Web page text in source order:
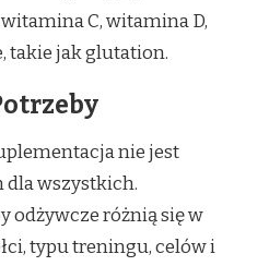
C, witamina D,
takie jak glutation.
nie jest
wszystkich.
odżywcze różnią się w
typu treningu, celów i